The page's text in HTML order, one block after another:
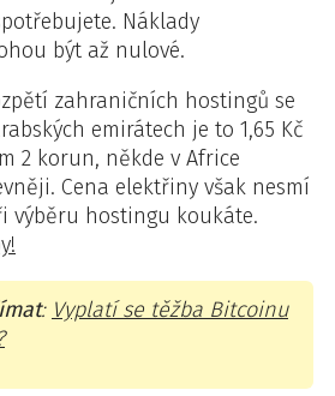
Náklady
být až nulové.
zahraničních hostingů se
emirátech je to 1,65 Kč
2 korun, někde v Africe
Cena elektřiny však nesmí
výběru hostingu koukáte.
: Vyplatí se těžba Bitcoinu